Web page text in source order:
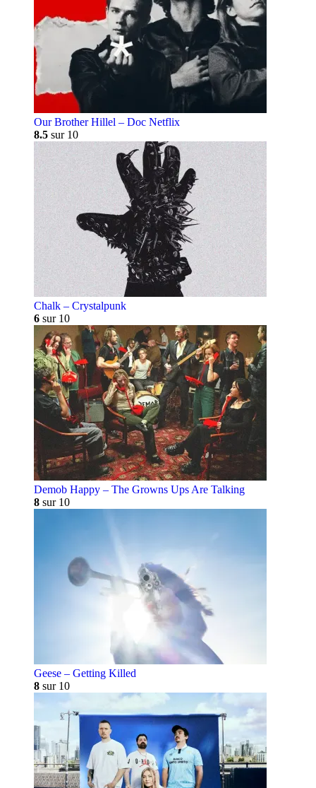
Our Brother Hillel – Doc Netflix
8.5 sur 10
Chalk – Crystalpunk
6 sur 10
Demob Happy – The Growns Ups Are Talking
8 sur 10
Geese – Getting Killed
8 sur 10